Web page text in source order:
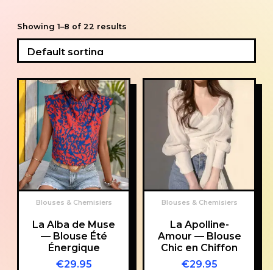
Showing 1–8 of 22 results
Blouses & Chemisiers
La Alba de Muse
— Blouse Été
Énergique
€29.95
Blouses & Chemisiers
La Apolline-
Amour — Blouse
Chic en Chiffon
€29.95